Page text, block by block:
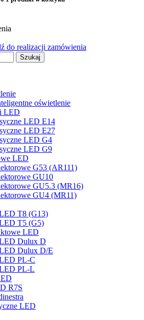
do realizacji zamówienia
Szukaj
oświetlenie
LED
LED E14
LED E27
LED G4
LED G9
LED
G53 (AR111)
GU10
GU5.3 (MR16)
GU4 (MR11)
T8 (G13)
T5 (G5)
LED
Dulux D
Dulux D/E
PL-C
PL-L
R7S
LED